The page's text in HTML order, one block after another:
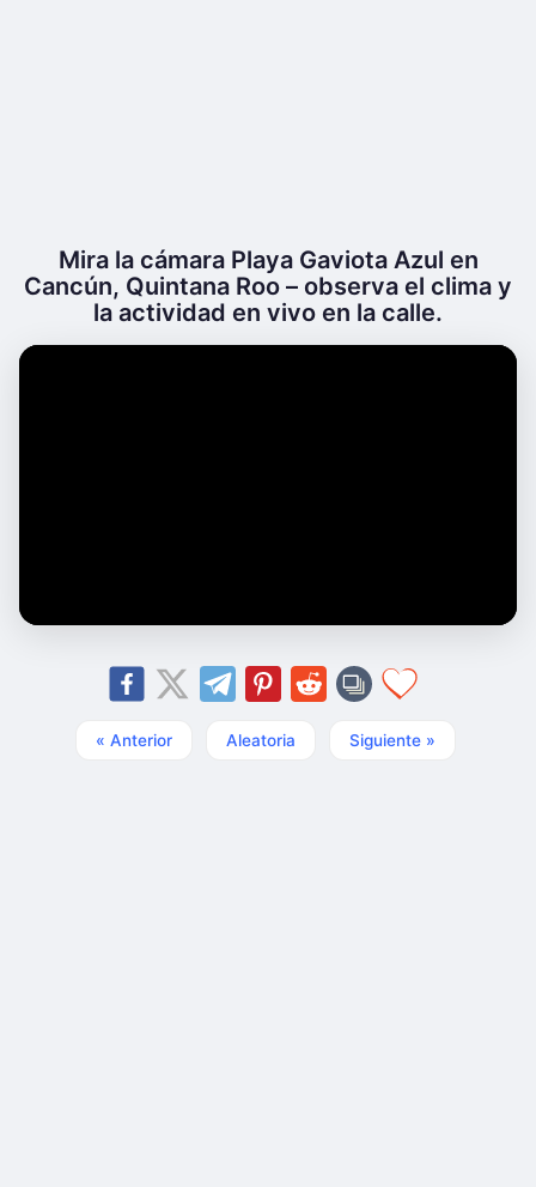
Mira la cámara Playa Gaviota Azul en
Cancún, Quintana Roo – observa el clima y
la actividad en vivo en la calle.
« Anterior Aleatoria Siguiente »